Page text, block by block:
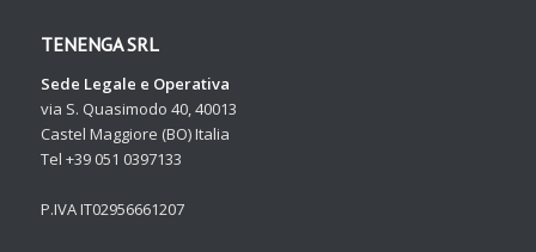
TENENGA SRL
Sede Legale e Operativa
via S. Quasimodo 40, 40013
Castel Maggiore (BO) Italia
Tel +39 051 0397133
P.IVA IT02956661207